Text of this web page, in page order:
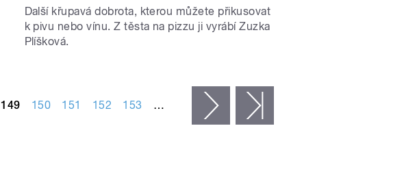
Další křupavá dobrota, kterou můžete přikusovat
k pivu nebo vínu. Z těsta na pizzu ji vyrábí Zuzka
Plíšková.
149 150 151 152 153 … následující ›